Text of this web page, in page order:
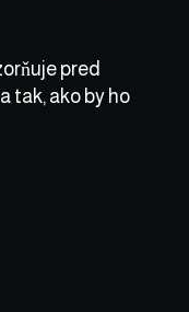
pred
tak, ako by ho